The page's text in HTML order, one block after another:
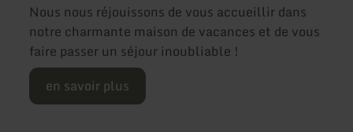
Nous nous réjouissons de vous accueillir dans
notre charmante maison de vacances et de vous
faire passer un séjour inoubliable !
en savoir plus